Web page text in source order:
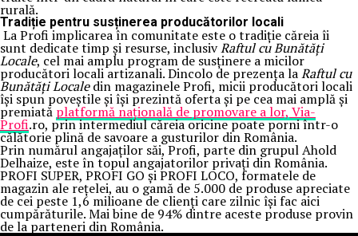
rurală.
Tradiție pentru susținerea producătorilor locali
La Profi implicarea în comunitate este o tradiție căreia îi
sunt dedicate timp și resurse, inclusivRaftul cu Bunătăți
Locale, cel mai amplu program de susținere a micilor
producători locali artizanali. Dincolo de prezența laRaftul cu
Bunătăți Localedin magazinele Profi, micii producători locali
își spun poveștile și își prezintă oferta și pe cea mai amplă și
premiată platformă națională de promovare a lor, Via-
Profi.ro, prin intermediul căreia oricine poate porni într-o
călătorie plină de savoare a gusturilor din România.
Prin numărul angajaților săi, Profi, parte din grupul Ahold
Delhaize, este în topul angajatorilor privați din România.
PROFI SUPER, PROFI GO și PROFI LOCO, formatele de
magazin ale rețelei, au o gamă de 5.000 de produse apreciate
de cei peste 1,6 milioane de clienți care zilnic își fac aici
cumpărăturile. Mai bine de 94% dintre aceste produse provin
de la parteneri din România.